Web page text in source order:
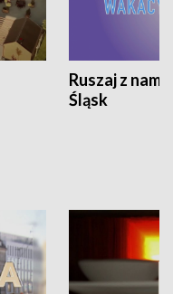
Ruszaj z
Śląsk